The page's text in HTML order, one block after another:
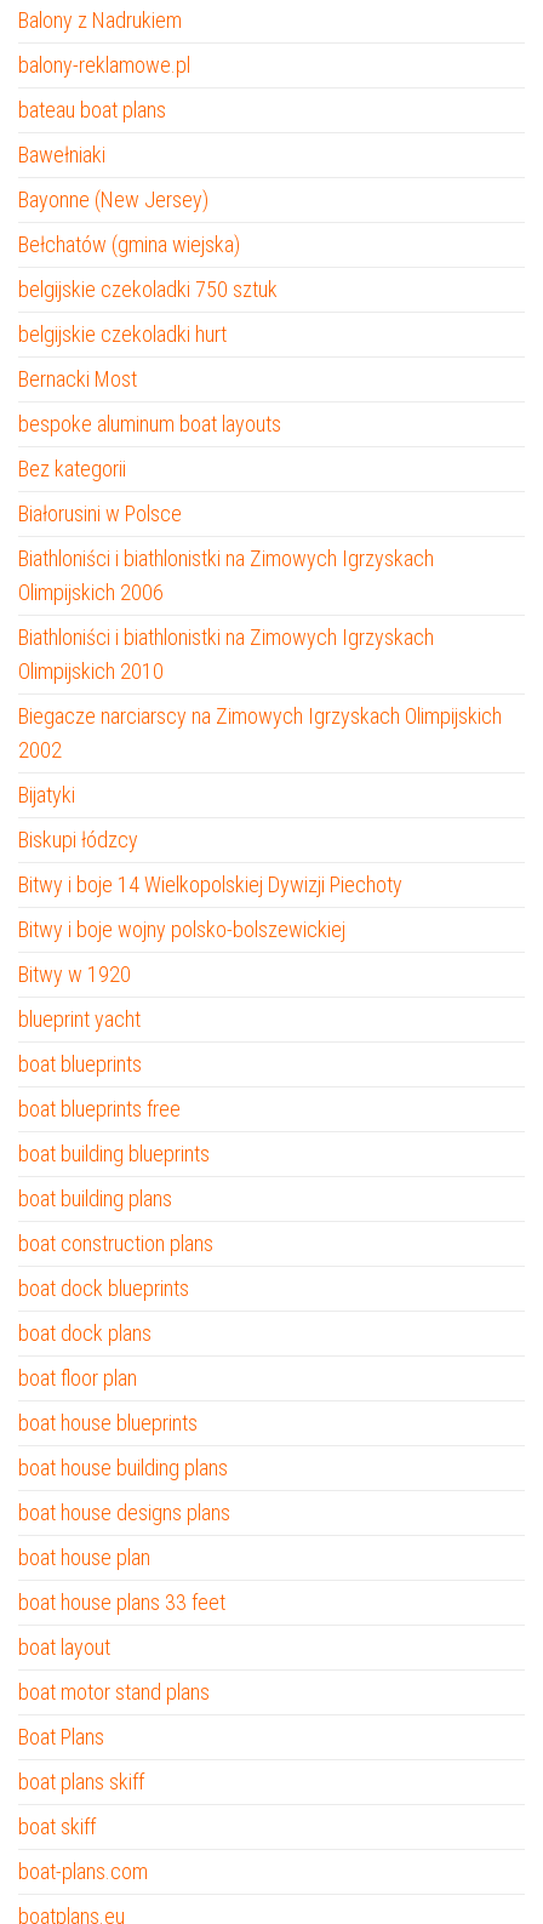
Balony z Nadrukiem
balony-reklamowe.pl
bateau boat plans
Bawełniaki
Bayonne (New Jersey)
Bełchatów (gmina wiejska)
belgijskie czekoladki 750 sztuk
belgijskie czekoladki hurt
Bernacki Most
bespoke aluminum boat layouts
Bez kategorii
Białorusini w Polsce
Biathloniści i biathlonistki na Zimowych Igrzyskach
Olimpijskich 2006
Biathloniści i biathlonistki na Zimowych Igrzyskach
Olimpijskich 2010
Biegacze narciarscy na Zimowych Igrzyskach Olimpijskich
2002
Bijatyki
Biskupi łódzcy
Bitwy i boje 14 Wielkopolskiej Dywizji Piechoty
Bitwy i boje wojny polsko-bolszewickiej
Bitwy w 1920
blueprint yacht
boat blueprints
boat blueprints free
boat building blueprints
boat building plans
boat construction plans
boat dock blueprints
boat dock plans
boat floor plan
boat house blueprints
boat house building plans
boat house designs plans
boat house plan
boat house plans 33 feet
boat layout
boat motor stand plans
Boat Plans
boat plans skiff
boat skiff
boat-plans.com
boatplans.eu